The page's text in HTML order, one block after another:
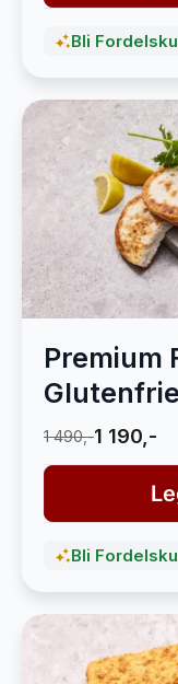
Bli
Premium
1 490,-1 190,-
Bli